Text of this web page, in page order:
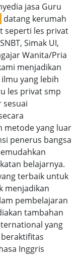
jasa Guru
datang kerumah
seperti les privat
Simak UI,
Wanita/Pria
menjadikan
yang lebih
les privat smp
sesuai
metode yang luar
penerus bangsa
belajarnya.
terbaik untuk
menjadikan
pembelajaran
tambahan
yang
Inggris